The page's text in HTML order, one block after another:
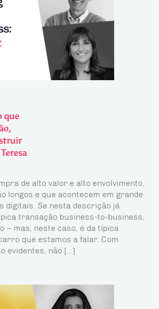
que
de alto valor e alto envolvimento,
longos e que acontecem em grande
digitais. Se nesta descrição já
transação business-to-business,
– mas, neste caso, é da típica
que estamos a falar. Com
evidentes, não […]